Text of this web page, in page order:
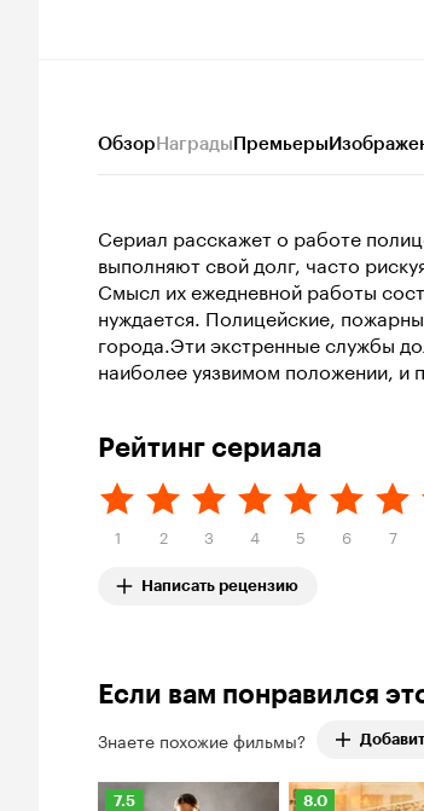
ОбзорНаградыПремьеры
Сериал расскажет о работе
выполняют свой долг, часто
Смысл их ежедневной работы
нуждается. Полицейские,
города.Эти экстренные службы
наиболее уязвимом положении, и
Рейтинг сериала
1 2 3 4 5 6 7
Написать рецензию
Если вам понравился
Знаете похожие фильмы?
Рейтинг
7.5
Рейтинг
8.0